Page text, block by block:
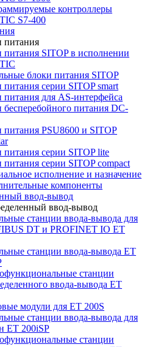
контроллеры
S7-400
питания
питания SITOP в исполнении
блоки питания SITOP
питания серии SITOP smart
питания для AS-интерфейса
бесперебойного питания DC-
питания PSU8600 и SITOP
питания серии SITOP lite
питания серии SITOP compact
исполнение и назначение
компоненты
ввод-вывод
ввод-вывод
станции ввода-вывода для
DT и PROFINET IO ET
станции ввода-вывода ET
станции
ввода-вывода ET
модули для ET 200S
станции ввода-вывода для
ET 200iSP
станции